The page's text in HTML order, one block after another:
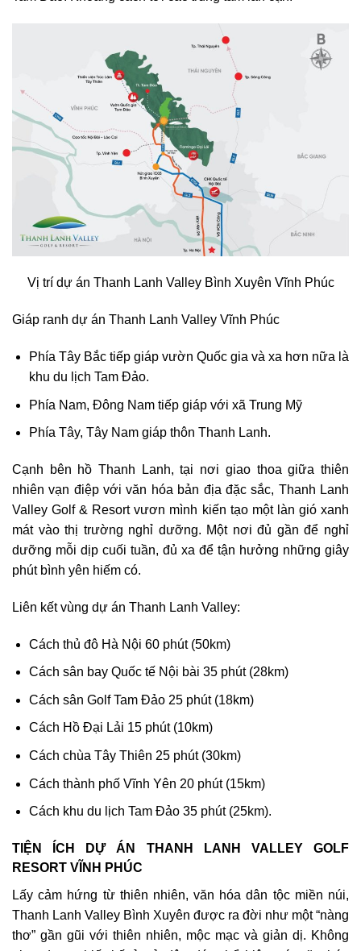
Vị trí dự án Thanh Lanh Valley Bình Xuyên Vĩnh Phúc
Giáp ranh dự án Thanh Lanh Valley Vĩnh Phúc
Phía Tây Bắc tiếp giáp vườn Quốc gia và xa hơn nữa là
khu du lịch Tam Đảo.
Phía Nam, Đông Nam tiếp giáp với xã Trung Mỹ
Phía Tây, Tây Nam giáp thôn Thanh Lanh.
Cạnh bên hồ Thanh Lanh, tại nơi giao thoa giữa thiên
nhiên vạn điệp với văn hóa bản địa đặc sắc, Thanh Lanh
Valley Golf & Resort vươn mình kiến tạo một làn gió xanh
mát vào thị trường nghỉ dưỡng. Một nơi đủ gần để nghỉ
dưỡng mỗi dịp cuối tuần, đủ xa để tận hưởng những giây
phút bình yên hiếm có.
Liên kết vùng dự án Thanh Lanh Valley:
Cách thủ đô Hà Nội 60 phút (50km)
Cách sân bay Quốc tế Nội bài 35 phút (28km)
Cách sân Golf Tam Đảo 25 phút (18km)
Cách Hồ Đại Lải 15 phút (10km)
Cách chùa Tây Thiên 25 phút (30km)
Cách thành phố Vĩnh Yên 20 phút (15km)
Cách khu du lịch Tam Đảo 35 phút (25km).
TIỆN ÍCH DỰ ÁN THANH LANH VALLEY GOLF
RESORT VĨNH PHÚC
Lấy cảm hứng từ thiên nhiên, văn hóa dân tộc miền núi,
Thanh Lanh Valley Bình Xuyên được ra đời như một “nàng
thơ” gần gũi với thiên nhiên, mộc mạc và giản dị. Không